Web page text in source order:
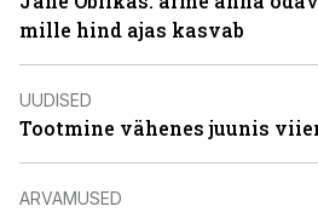
mille hind ajas kasvab
UUDISED
Tootmine vähenes juunis
ARVAMUSED